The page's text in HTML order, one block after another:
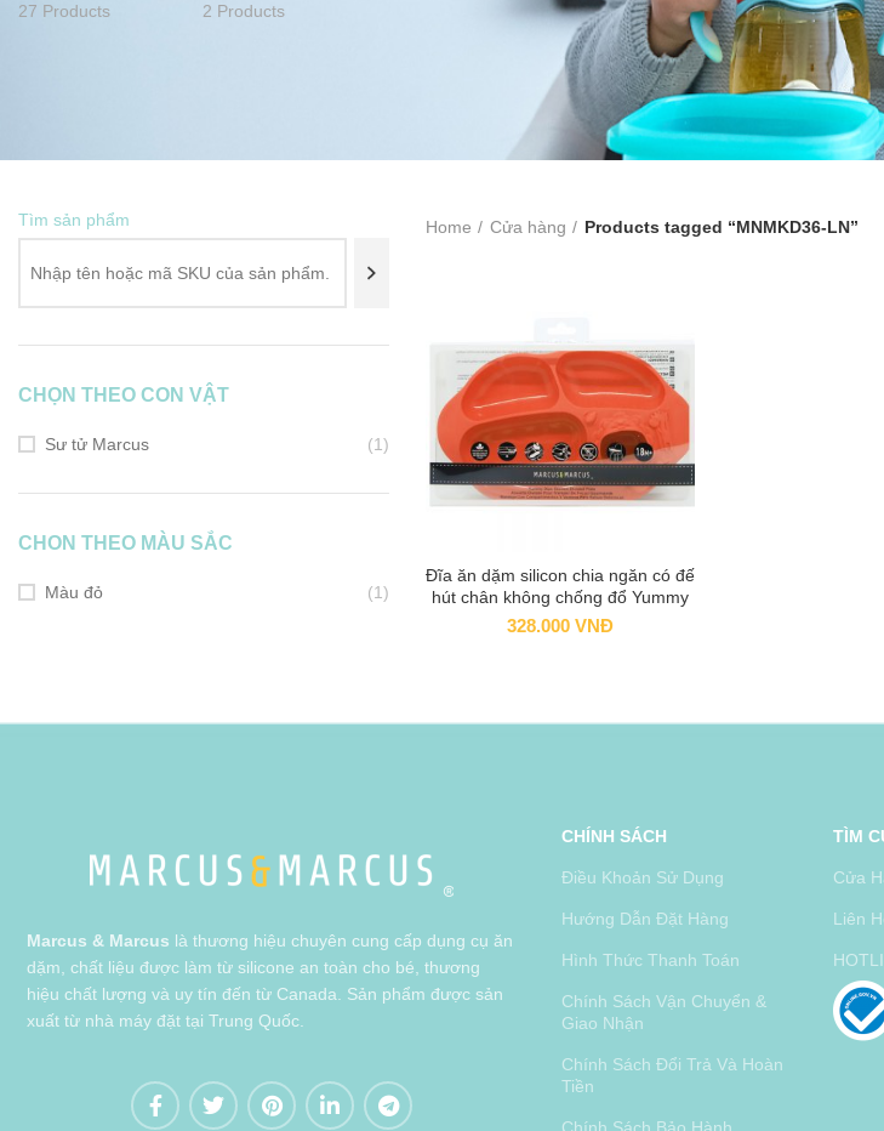
27 Products
2 Products
Tìm sản phẩm
CHỌN THEO CON VẬT
Sư tử Marcus (1)
CHON THEO MÀU SẮC
Màu đỏ (1)
Home Cửa hàng Products tagged “MNMKD36-LN”
ADD TO CART
Đĩa ăn dặm silicon chia ngăn có đế
hút chân không chống đổ Yummy
Marcus & Marcus, cho bé từ 18
328.000 VNĐ
Marcus & Marcus là thương hiệu chuyên cung cấp dụng cụ ăn
dặm, chất liệu được làm từ silicone an toàn cho bé, thương
hiệu chất lượng và uy tín đến từ Canada. Sản phẩm được sản
xuất từ nhà máy đặt tại Trung Quốc.
CHÍNH SÁCH
Điều Khoản Sử Dụng
Hướng Dẫn Đặt Hàng
Hình Thức Thanh Toán
Chính Sách Vận Chuyển &
Giao Nhận
Chính Sách Đổi Trả Và Hoàn
Tiền
TÌM
Cửa
Liên